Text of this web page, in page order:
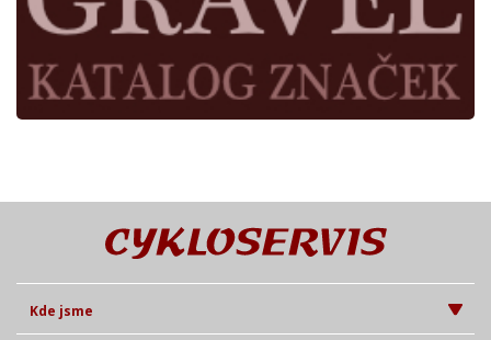
Kde jsme